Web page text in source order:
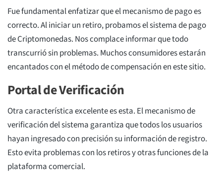
Fue fundamental enfatizar que el mecanismo de pago es
correcto. Al iniciar un retiro, probamos el sistema de pago
de Criptomonedas. Nos complace informar que todo
transcurrió sin problemas. Muchos consumidores estarán
encantados con el método de compensación en este sitio.
Portal de Verificación
Otra característica excelente es esta. El mecanismo de
verificación del sistema garantiza que todos los usuarios
hayan ingresado con precisión su información de registro.
Esto evita problemas con los retiros y otras funciones de la
plataforma comercial.